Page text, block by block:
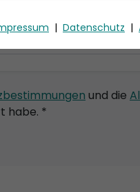
und die
habe. *
| Datenschutz |